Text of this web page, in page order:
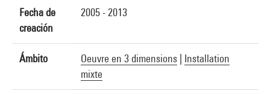
Fecha de
creación
2005 - 2013
Ámbito Oeuvre en 3 dimensions
Installation
mixte